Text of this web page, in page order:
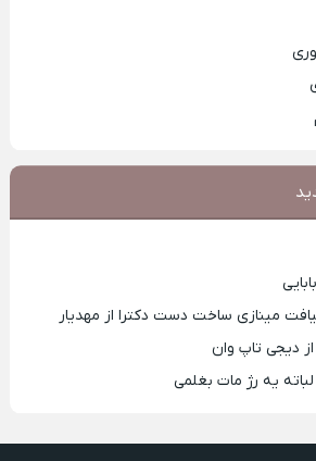
مینازی ساخت دست دکترا از مهدیار
ديجی تاپ وان
یه رژ مات بغلمی